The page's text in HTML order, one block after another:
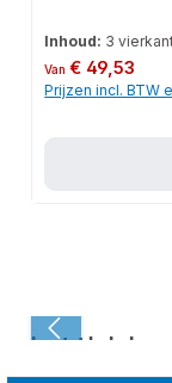
Inhoud: 3
Normale prijs:
Van€ 49,53
Prijzen incl. BTW
Laatst bekeken: